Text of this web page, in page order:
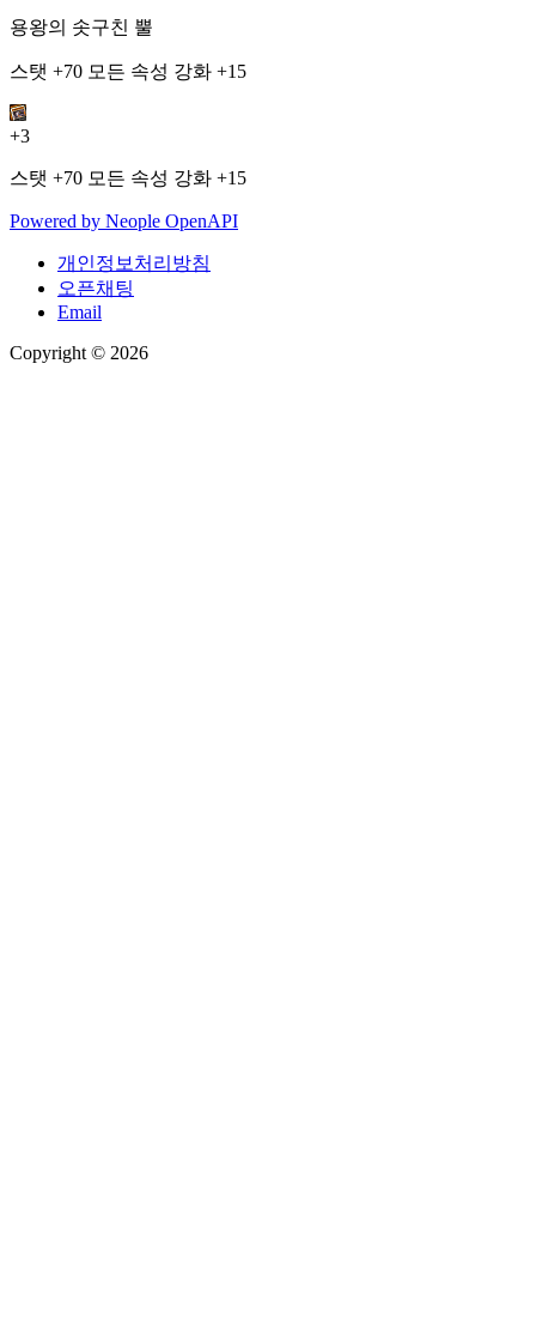
용왕의 솟구친 뿔
스탯 +70 모든 속성 강화 +15
+3
스탯 +70 모든 속성 강화 +15
Powered by Neople OpenAPI
개인정보처리방침
오픈채팅
Email
Copyright © 2026